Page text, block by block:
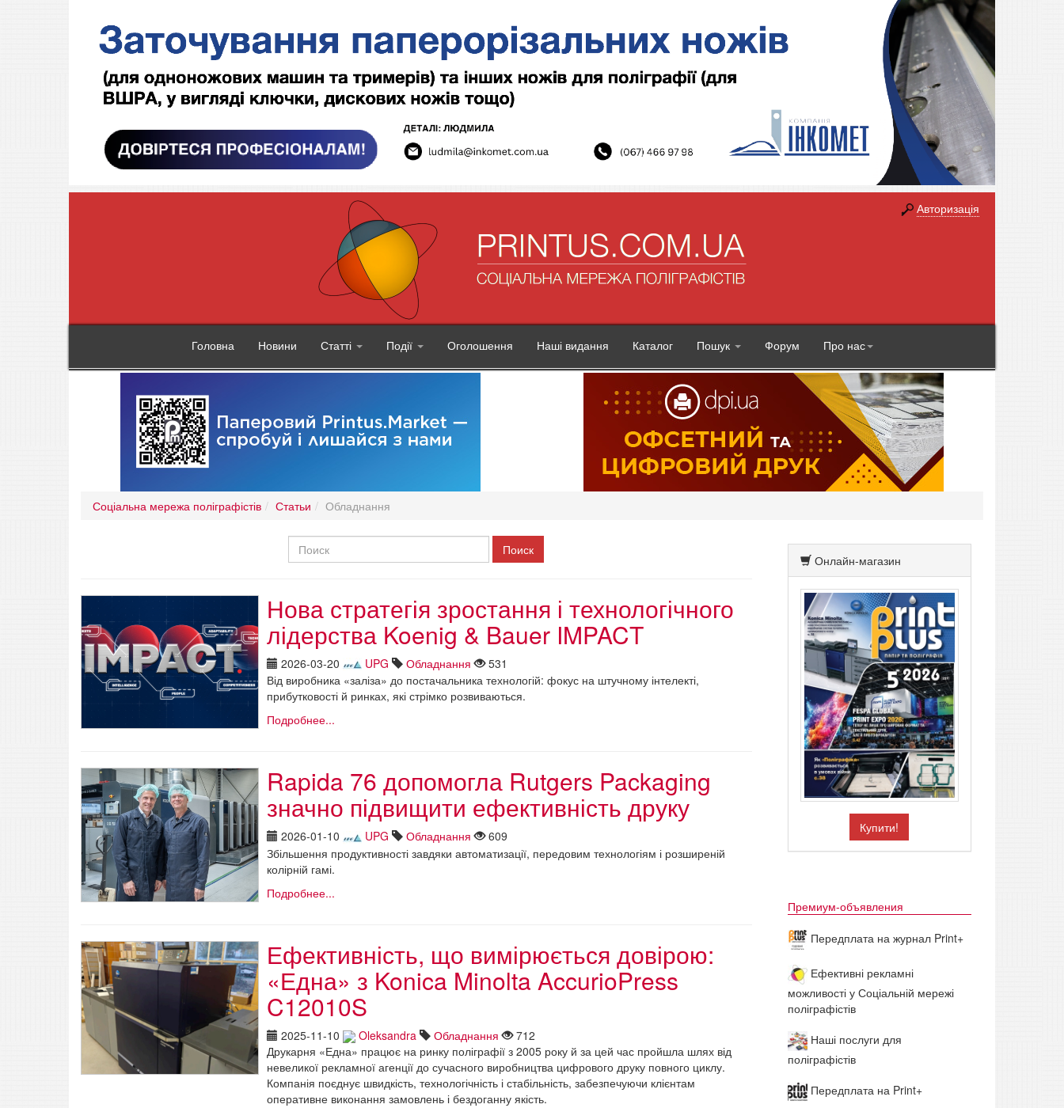
Авторизація
Головна Новини Статті Події Оголошення Наші видання Каталог Пошук Форум Про нас
Соціальна мережа поліграфістів Статьи Обладнання
Нова стратегія зростання і технологічного
лідерства Koenig & Bauer IMPACT
2026-03-20 UPG Обладнання
531
Від виробника «заліза» до постачальника технологій: фокус на штучному інтелекті,
прибутковості й ринках, які стрімко розвиваються.
Подробнее...
Rapida 76 допомогла Rutgers Packaging
значно підвищити ефективність друку
2026-01-10 UPG Обладнання
609
Збільшення продуктивності завдяки автоматизації, передовим технологіям і розширеній
колірній гамі.
Подробнее...
Ефективність, що вимірюється довірою:
«Една» з Konica Minolta AccurioPress
C12010S
2025-11-10 Oleksandra Обладнання
712
Друкарня «Една» працює на ринку поліграфії з 2005 року й за цей час пройшла шлях від
невеликої рекламної агенції до сучасного виробництва цифрового друку повного циклу.
Компанія поєднує швидкість, технологічність і стабільність, забезпечуючи клієнтам
оперативне виконання замовлень і бездоганну якість.
Онлайн-магазин
Купити!
Премиум-объявления
Передплата на журнал Print+
Ефективні рекламні
можливості у Соціальній мережі
поліграфістів
Наші послуги для
поліграфістів
Передплата на Print+